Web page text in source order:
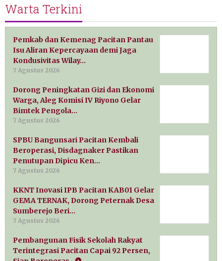
Warta Terkini
Pemkab dan Kemenag Pacitan Pantau
Isu Aliran Kepercayaan demi Jaga
Kondusivitas Wilay…
7 Agustus 2026
Dorong Peningkatan Gizi dan Ekonomi
Warga, Aleg Komisi IV Riyono Gelar
Bimtek Pengola…
7 Agustus 2026
SPBU Bangunsari Pacitan Kembali
Beroperasi, Disdagnaker Pastikan
Penutupan Dipicu Ken…
7 Agustus 2026
KKNT Inovasi IPB Pacitan KAB01 Gelar
GEMA TERNAK, Dorong Peternak Desa
Sumberejo Beri…
7 Agustus 2026
Pembangunan Fisik Sekolah Rakyat
Terintegrasi Pacitan Capai 92 Persen,